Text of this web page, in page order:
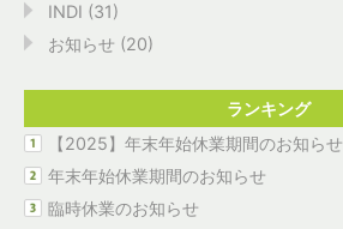
INDI (31)
お知らせ (20)
ランキング
【2025】年末年始休業期間のお知らせ
年末年始休業期間のお知らせ
臨時休業のお知らせ